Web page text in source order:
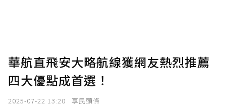
華航直飛安大略航線獲網友熱烈推薦
四大優點成首選！
2025-07-22 13:20 享民頭條